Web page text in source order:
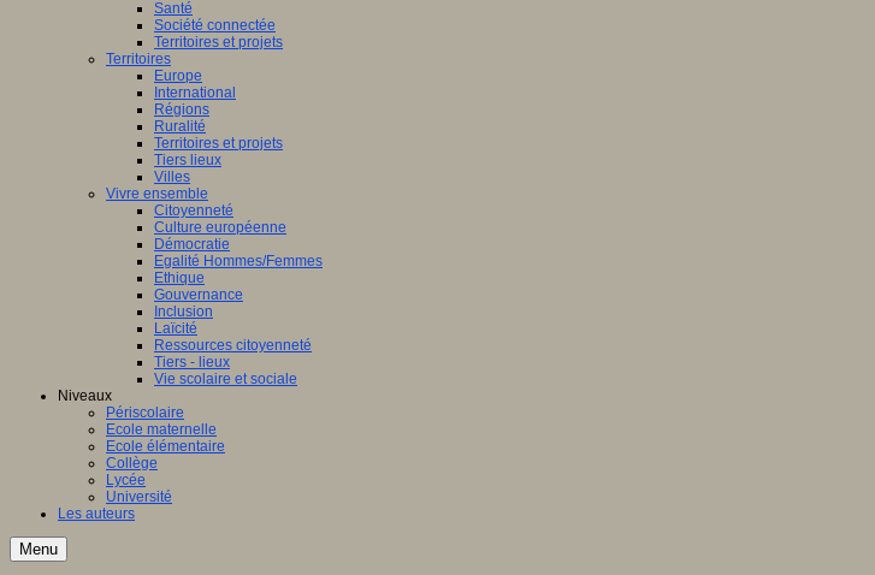
Santé
Société connectée
Territoires et projets
Territoires
Europe
International
Régions
Ruralité
Territoires et projets
Tiers lieux
Villes
Vivre ensemble
Citoyenneté
Culture européenne
Démocratie
Egalité Hommes/Femmes
Ethique
Gouvernance
Inclusion
Laïcité
Ressources citoyenneté
Tiers - lieux
Vie scolaire et sociale
Niveaux
Périscolaire
Ecole maternelle
Ecole élémentaire
Collège
Lycée
Université
Les auteurs
Menu